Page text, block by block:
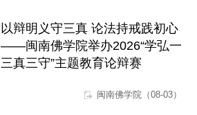
以辩明义守三真 论法持戒践初心
——闽南佛学院举办2026“学弘一
三真三守”主题教育论辩赛
闽南佛学院（08-03）